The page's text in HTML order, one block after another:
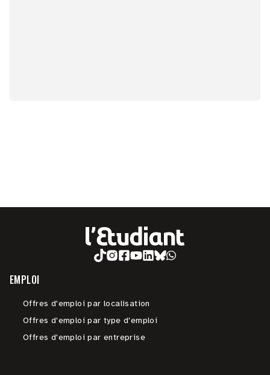
EMPLOI
Offres d'emploi par localisation
Offres d'emploi par type d'emploi
Offres d'emploi par entreprise